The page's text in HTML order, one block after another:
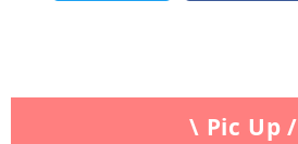
\ Pic Up /